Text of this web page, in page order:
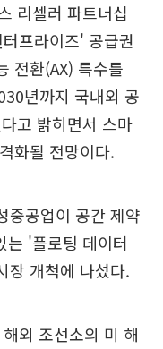
리셀러 파트너십
프라이즈' 공급권
전환(AX) 특수를
년까지 국내외 공
고 밝히면서 스마
화될 전망이다.
중공업이 공간 제약
는 '플로팅 데이터
장 개척에 나섰다.
외 조선소의 미 해